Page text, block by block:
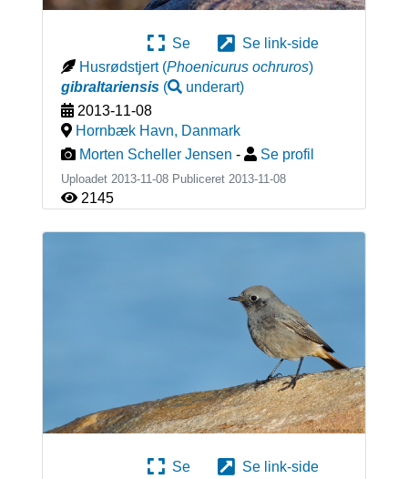
Se
Se link-side
Husrødstjert (Phoenicurus ochruros)
gibraltariensis( underart)
2013-11-08
Hornbæk Havn, Danmark
Morten Scheller Jensen - Se profil
Uploadet 2013-11-08 Publiceret 2013-11-08
2145
Se
Se link-side